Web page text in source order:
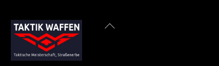
The
options
Back